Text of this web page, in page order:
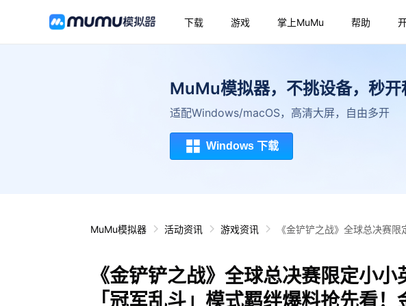
下载 游戏 掌上MuMu 帮助
MuMu模拟器，不挑设备，秒开
适配Windows/macOS，高清大屏，自由多开
Windows 下载
MuMu模拟器 活动资讯 游戏资讯
《金铲铲之战》全球总决赛
《金铲铲之战》全球总决赛限定小小
「冠军乱斗」模式羁绊爆料抢先看